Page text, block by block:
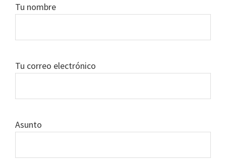
Tu nombre
Tu correo electrónico
Asunto